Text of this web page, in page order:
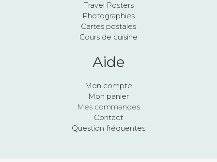
Travel Posters
Photographies
Cartes postales
Cours de cuisine
Aide
Mon compte
Mon panier
Mes commandes
Contact
Question fréquentes